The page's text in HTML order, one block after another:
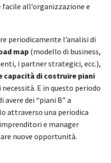
all’organizzazione e
periodicamente l’analisi di
map (modello di business,
i partner strategici, ecc.),
capacità di costruire piani
necessità. E in questo periodo
dei “piani B” a
attraverso una periodica
e manager
nuove opportunità.